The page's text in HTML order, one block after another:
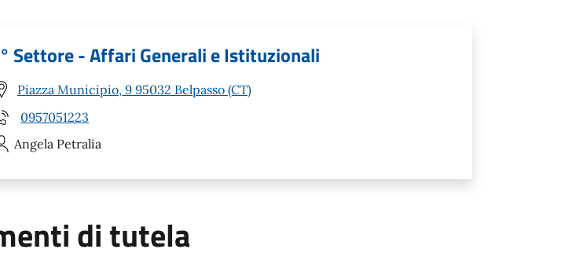
Settore - Affari Generali e Istituzionali
Piazza Municipio, 9 95032 Belpasso (CT)
0957051223
Angela Petralia
di tutela